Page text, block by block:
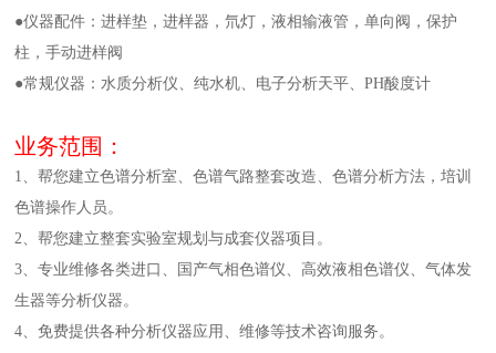
●仪器配件：进样垫，进样器，氘灯，液相输液管，单向阀，保护
柱，手动进样阀
●常规仪器：水质分析仪、纯水机、电子分析天平、PH酸度计
业务范围：
1、帮您建立色谱分析室、色谱气路整套改造、色谱分析方法，培训
色谱操作人员。
2、帮您建立整套实验室规划与成套仪器项目。
3、专业维修各类进口、国产气相色谱仪、高效液相色谱仪、气体发
生器等分析仪器。
4、免费提供各种分析仪器应用、维修等技术咨询服务。